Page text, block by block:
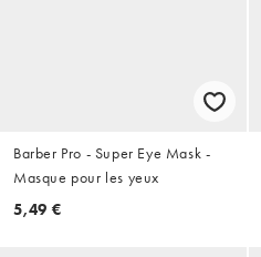
Barber Pro - Super Eye Mask -
Masque pour les yeux
5,49 €